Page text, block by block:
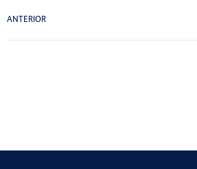
ANTERIOR